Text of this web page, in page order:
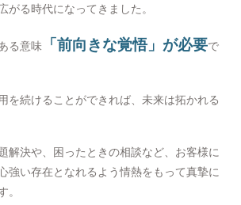
がる時代になってきました。
る意味 「前向きな覚悟」が必要で
を続けることができれば、未来は拓かれる
解決や、困ったときの相談など、お客様に
強い存在となれるよう情熱をもって真摯に